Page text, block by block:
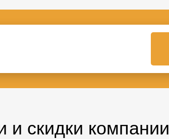
и скидки компании